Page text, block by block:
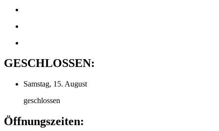
GESCHLOSSEN:
Samstag, 15. August
geschlossen
Öffnungszeiten: